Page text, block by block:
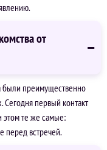
от
были преимущественно
первый контакт
этом те же самые:
перед встречей.